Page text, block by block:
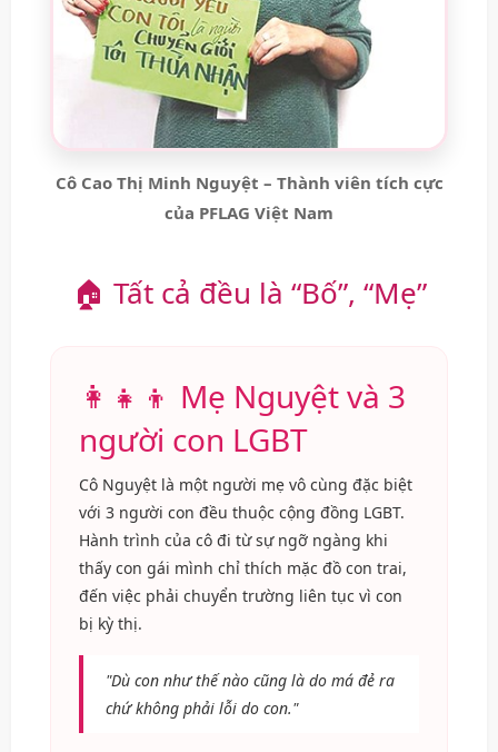
Cô Cao Thị Minh Nguyệt – Thành viên tích cực
của PFLAG Việt Nam
🏠 Tất cả đều là “Bố”, “Mẹ”
👩‍👧‍👦 Mẹ Nguyệt và 3
người con LGBT
Cô Nguyệt là một người mẹ vô cùng đặc biệt
với 3 người con đều thuộc cộng đồng LGBT.
Hành trình của cô đi từ sự ngỡ ngàng khi
thấy con gái mình chỉ thích mặc đồ con trai,
đến việc phải chuyển trường liên tục vì con
bị kỳ thị.
"Dù con như thế nào cũng là do má đẻ ra
chứ không phải lỗi do con."